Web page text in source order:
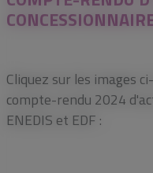
Cliquez sur les images
compte-rendu 2024
ENEDIS et EDF :